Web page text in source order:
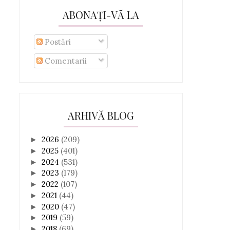
ABONAȚI-VĂ LA
Postări
Comentarii
ARHIVĂ BLOG
► 2026 (209)
► 2025 (401)
► 2024 (531)
► 2023 (179)
► 2022 (107)
► 2021 (44)
► 2020 (47)
► 2019 (59)